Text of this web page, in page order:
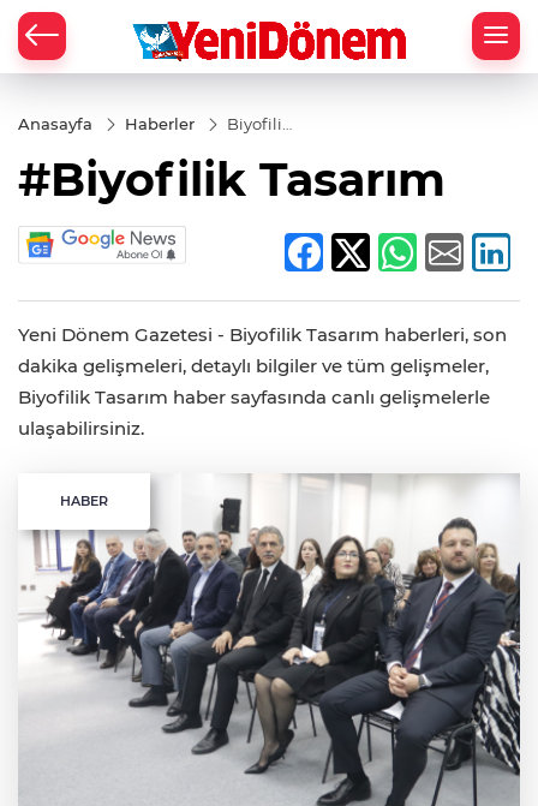
Anasayfa Haberler
Biyofilik
#Biyofilik Tasarım
Yeni Dönem Gazetesi - Biyofilik Tasarım haberleri, son
dakika gelişmeleri, detaylı bilgiler ve tüm gelişmeler,
Biyofilik Tasarım haber sayfasında canlı gelişmelerle
ulaşabilirsiniz.
HABER